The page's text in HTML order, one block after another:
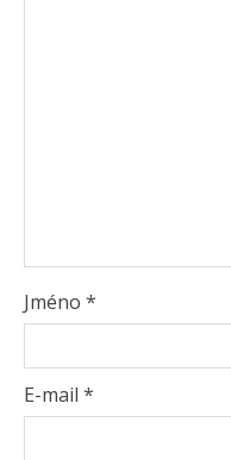
Jméno *
E-mail *